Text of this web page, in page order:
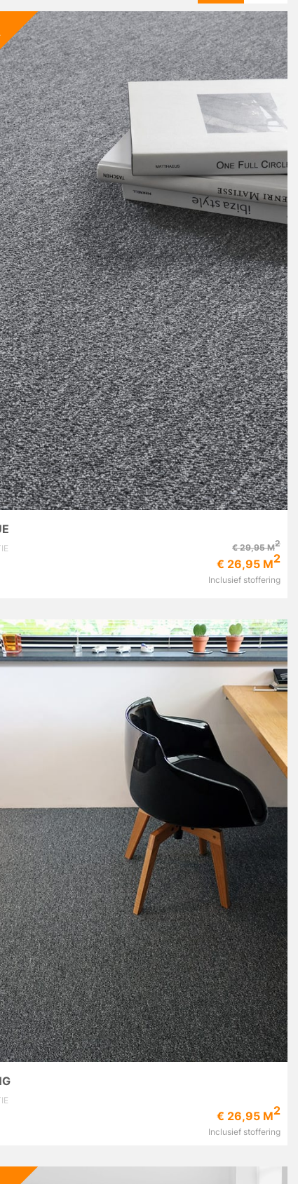
€ 29,95 M2
€ 26,95 M2
Inclusief stoffering
€ 26,95 M2
Inclusief stoffering